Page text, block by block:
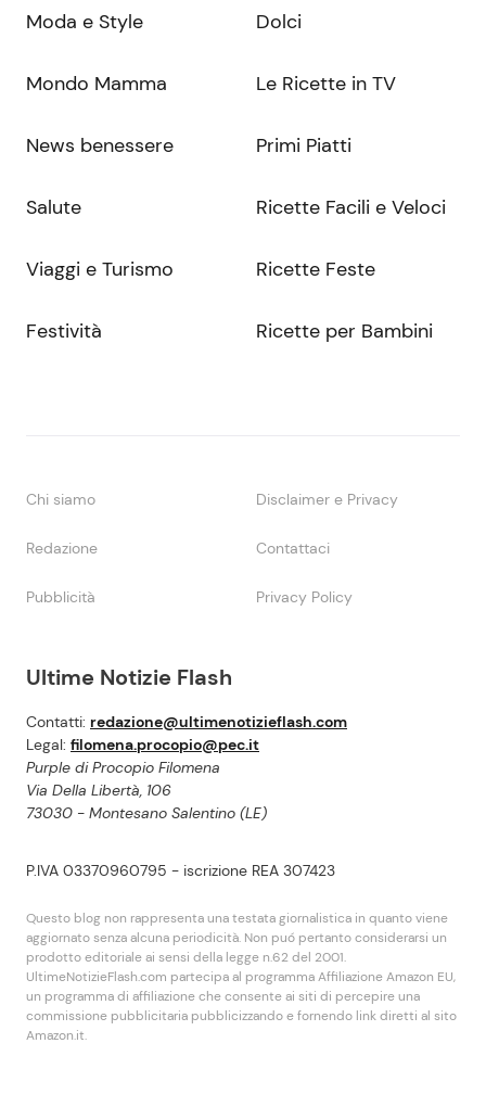
Ultime Notizie Flash
Contatti: redazione@ultimenotizieflash.com
Legal: filomena.procopio@pec.it
Purple di Procopio Filomena
Via Della Libertà, 106
73030 - Montesano Salentino (LE)
P.IVA 03370960795 - iscrizione REA 307423
Questo blog non rappresenta una testata giornalistica in quanto viene
aggiornato senza alcuna periodicità. Non puó pertanto considerarsi un
prodotto editoriale ai sensi della legge n.62 del 2001.
UltimeNotizieFlash.com partecipa al programma Affiliazione Amazon EU,
un programma di affiliazione che consente ai siti di percepire una
commissione pubblicitaria pubblicizzando e fornendo link diretti al sito
Amazon.it.
Moda e Style
Mondo Mamma
News benessere
Salute
Viaggi e Turismo
Festività
Dolci
Le Ricette in TV
Primi Piatti
Ricette Facili e Veloci
Ricette Feste
Ricette per Bambini
Chi siamo Disclaimer e Privacy
Redazione Contattaci
Pubblicità Privacy Policy